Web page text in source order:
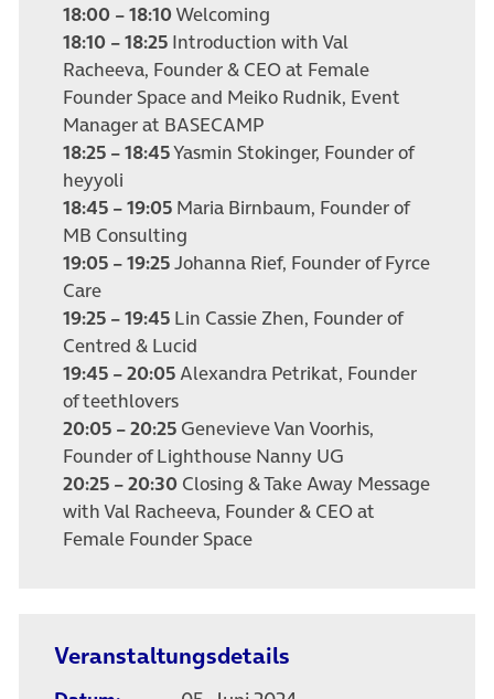
18:00 – 18:10Welcoming
18:10 – 18:25 Introduction with Val
Racheeva, Founder & CEO at Female
Founder Space and Meiko Rudnik, Event
Manager at BASECAMP
18:25 – 18:45Yasmin Stokinger, Founder of
heyyoli
18:45 – 19:05 Maria Birnbaum, Founder of
MB Consulting
19:05 – 19:25Johanna Rief, Founder of Fyrce
Care
19:25 – 19:45 Lin Cassie Zhen, Founder of
Centred & Lucid
19:45 – 20:05Alexandra Petrikat, Founder
of teethlovers
20:05 – 20:25 Genevieve Van Voorhis,
Founder of Lighthouse Nanny UG
20:25 – 20:30 Closing & Take Away Message
with Val Racheeva, Founder & CEO at
Female Founder Space
Veranstaltungsdetails